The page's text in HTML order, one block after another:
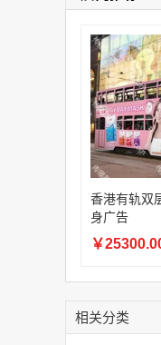
香港有轨双
身广告
￥
相关分类